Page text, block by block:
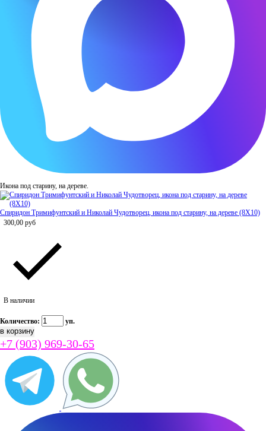
Икона под старину, на дереве.
Спиридон Тримифунтский и Николай Чудотворец, икона под старину, на дереве (8Х10)
300,00 руб
В наличии
Количество: уп.
+7 (903) 969-30-65